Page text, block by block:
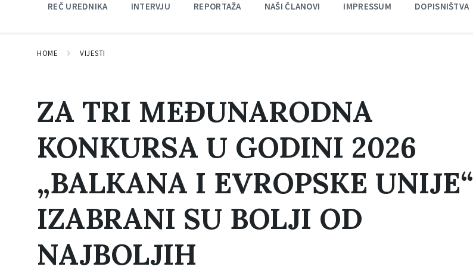
REČ UREDNIKA INTERVJU REPORTAŽA NAŠI ČLANOVI IMPRESSUM DOPISNIŠTVA
HOME VIJESTI
ZA TRI MEĐUNARODNA
KONKURSA U GODINI 2026
„BALKANA I EVROPSKE UNIJE“
IZABRANI SU BOLJI OD
NAJBOLJIH